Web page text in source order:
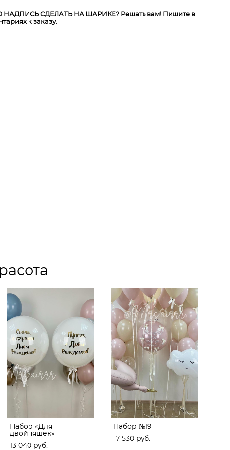
НАДПИСЬ СДЕЛАТЬ НА ШАРИКЕ? Решать вам! Пишите в
к заказу.
Набор «Для
двойняшек»
13 040 pуб.
Набор №19
17 530 pуб.